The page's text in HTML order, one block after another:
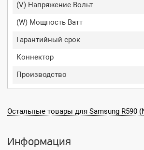
(V) Напряжение Вольт
(W) Мощность Ватт
Гарантийный срок
Коннектор
Производство
Остальные товары для Samsung R590
Информация